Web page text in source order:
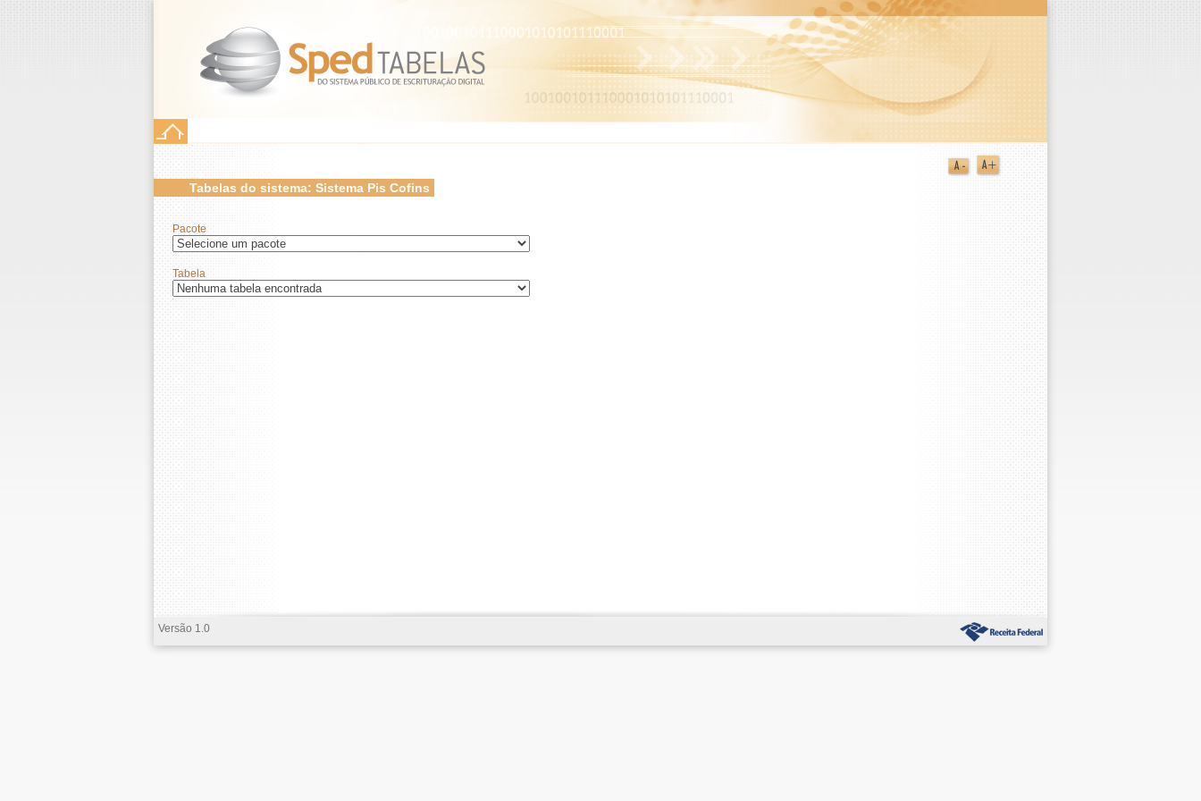
Tabelas do sistema: Sistema Pis Cofins
Pacote
Tabela
Versão 1.0